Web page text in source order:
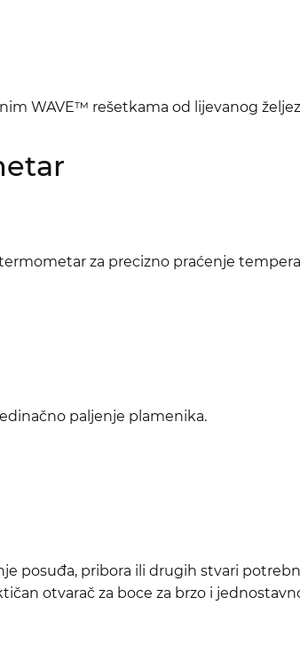
WAVE™ rešetkama od lijevanog
za precizno praćenje
paljenje plamenika.
posuđa, pribora ili drugih stvari
otvarač za boce za brzo i